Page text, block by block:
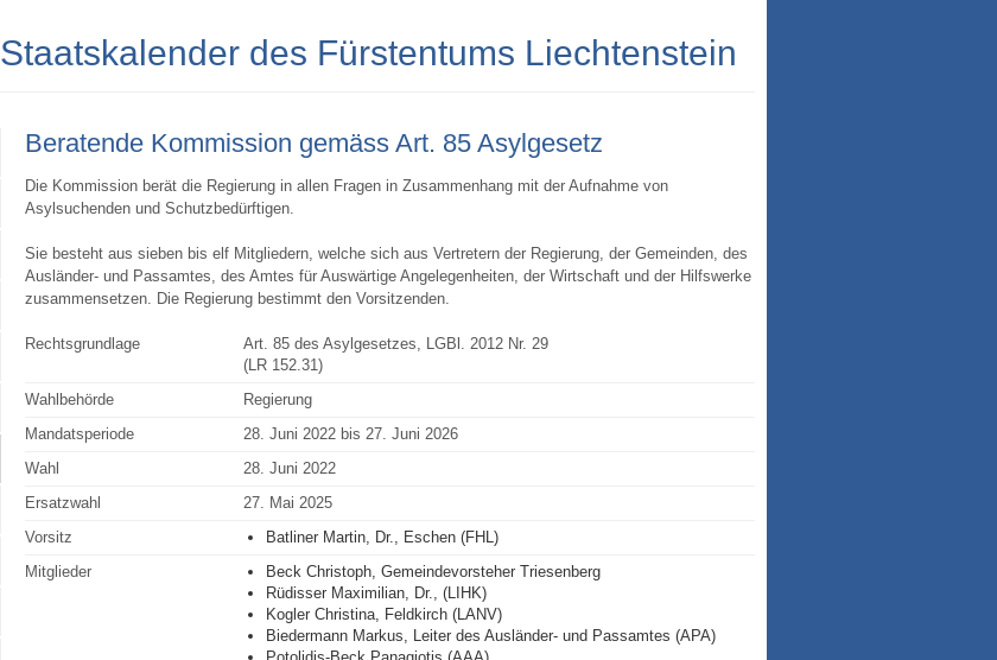
Staatskalender des Fürstentums Liechtenstein
Beratende Kom­mission gemäss Art. 85 Asyl­ge­setz
Die Kommission berät die Regierung in allen Fragen in Zusammenhang mit der Aufnahme von
Asylsuchenden und Schutzbedürftigen.
Sie besteht aus sieben bis elf Mitgliedern, welche sich aus Vertretern der Regierung, der Gemeinden, des
Ausländer- und Passamtes, des Amtes für Auswärtige Angelegenheiten, der Wirtschaft und der Hilfswerke
zusammensetzen. Die Regierung bestimmt den Vorsitzenden.
Rechtsgrundlage
Art. 85 des Asylgesetzes, LGBl. 2012 Nr. 29
(LR 152.31)
Wahlbehörde
Regierung
Mandatsperiode
28. Juni 2022 bis 27. Juni 2026
Wahl
28. Juni 2022
Ersatzwahl
27. Mai 2025
Vorsitz
Batliner Martin, Dr., Eschen (FHL)
Mitglieder
Beck Christoph, Gemeindevorsteher Triesenberg
Rüdisser Maximilian, Dr., (LIHK)
Kogler Christina, Feldkirch (LANV)
Biedermann Markus, Leiter des Ausländer- und Passamtes (APA)